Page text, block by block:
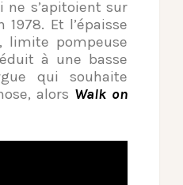
ne s’apitoient sur
Et l’épaisse
limite pompeuse
à une basse
qui souhaite
alors Walk on